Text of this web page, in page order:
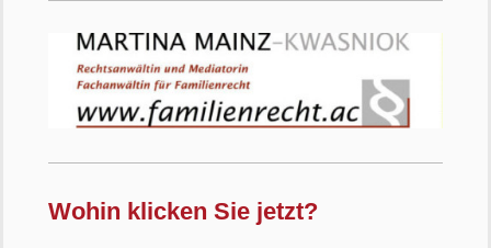
Wohin klicken Sie jetzt?